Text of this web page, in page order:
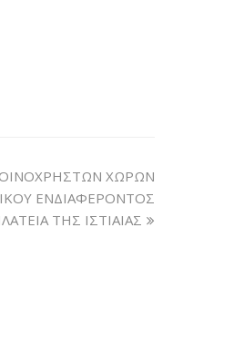
ΧΩΡΩΝ
ΕΝΔΙΑΦΕΡΟΝΤΟΣ
ΤΗΣ ΙΣΤΙΑΙΑΣ